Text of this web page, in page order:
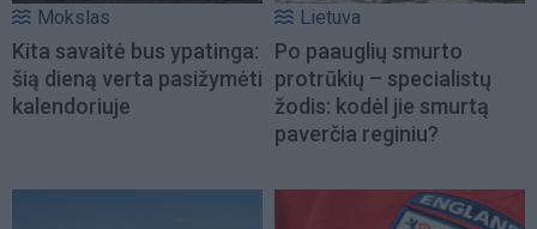
Mokslas
Kita savaitė bus ypatinga:
šią dieną verta pasižymėti
kalendoriuje
Lietuva
Po paauglių smurto
protrūkių – specialistų
žodis: kodėl jie smurtą
paverčia reginiu?